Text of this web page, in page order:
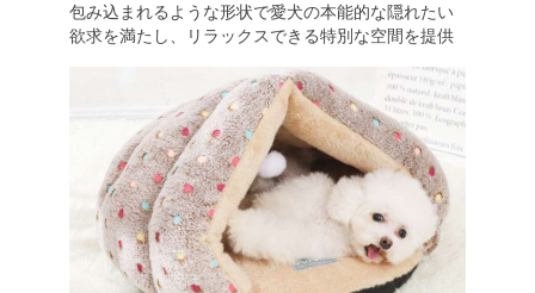
包み込まれるような形状で愛犬の本能的な隠れたい
欲求を満たし、リラックスできる特別な空間を提供